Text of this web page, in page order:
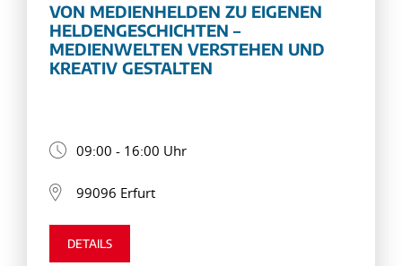
VON MEDIENHELDEN ZU EIGENEN
HELDENGESCHICHTEN –
MEDIENWELTEN VERSTEHEN UND
KREATIV GESTALTEN
09:00 - 16:00 Uhr
99096 Erfurt
DETAILS